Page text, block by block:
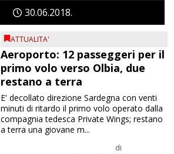
3006 2018
ATTUALITA'
Aeroporto: 12 passeggeri per il
primo volo verso Olbia, due
restano a terra
di
E' decollato direzione Sardegna con venti
minuti di ritardo il primo volo operato dalla
compagnia tedesca Private Wings; restano
a terra una giovane m...